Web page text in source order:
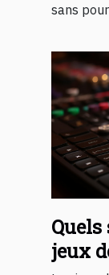
sans
jeux